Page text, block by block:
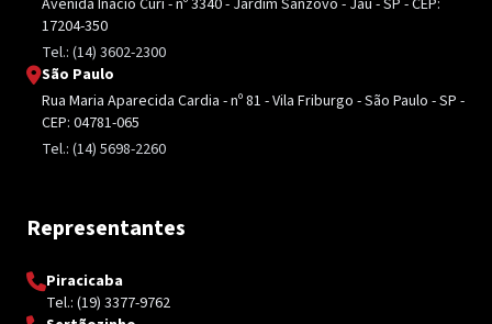
17204-350
Tel.: (14) 3602-2300
São Paulo
Rua Maria Aparecida Cardia - nº 81 - Vila Friburgo - São Paulo - SP -
CEP: 04781-065
Tel.: (14) 5698-2260
Representantes
Piracicaba
Tel.: (19) 3377-9762